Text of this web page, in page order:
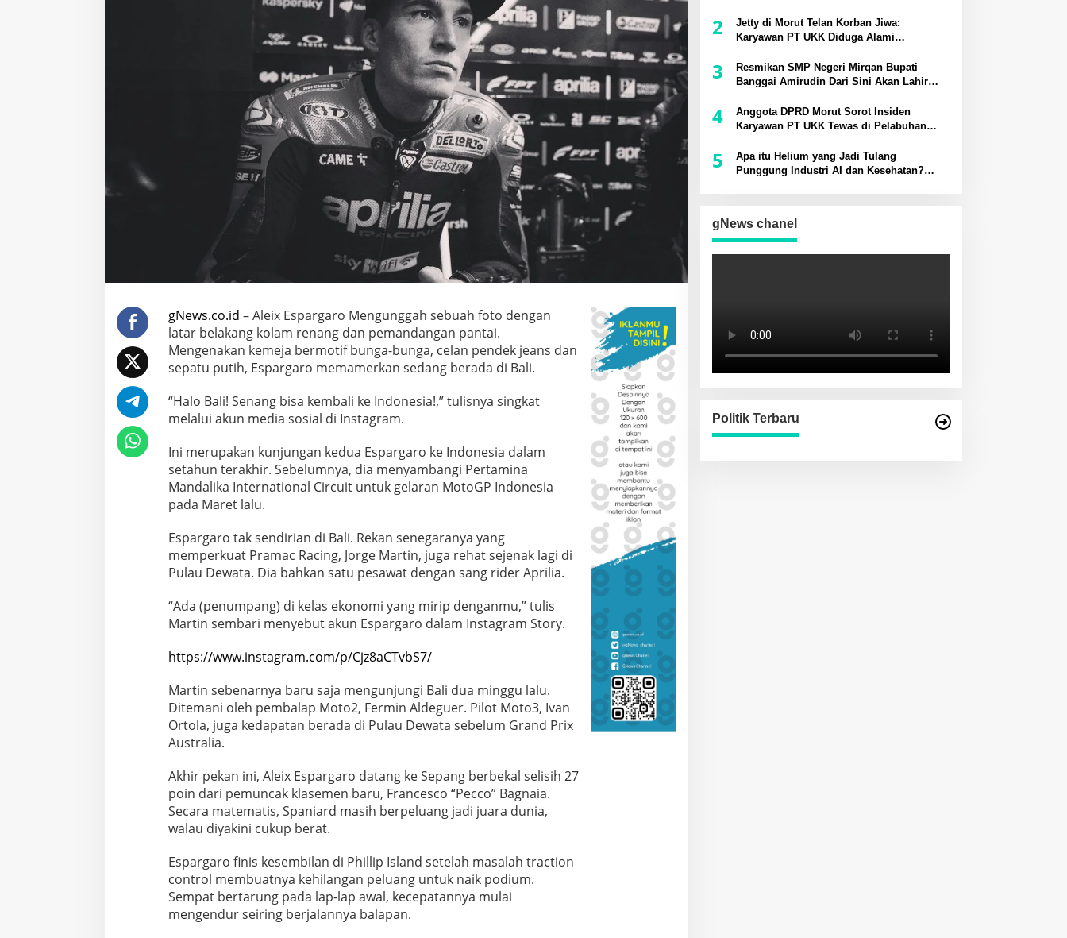
gNews.co.id – Aleix Espargaro Mengunggah sebuah foto dengan
latar belakang kolam renang dan pemandangan pantai.
Mengenakan kemeja bermotif bunga-bunga, celan pendek jeans dan
sepatu putih, Espargaro memamerkan sedang berada di Bali.
“Halo Bali! Senang bisa kembali ke Indonesia!,” tulisnya singkat
melalui akun media sosial di Instagram.
Ini merupakan kunjungan kedua Espargaro ke Indonesia dalam
setahun terakhir. Sebelumnya, dia menyambangi Pertamina
Mandalika International Circuit untuk gelaran MotoGP Indonesia
pada Maret lalu.
Espargaro tak sendirian di Bali. Rekan senegaranya yang
memperkuat Pramac Racing, Jorge Martin, juga rehat sejenak lagi di
Pulau Dewata. Dia bahkan satu pesawat dengan sang rider Aprilia.
“Ada (penumpang) di kelas ekonomi yang mirip denganmu,” tulis
Martin sembari menyebut akun Espargaro dalam Instagram Story.
https://www.instagram.com/p/Cjz8aCTvbS7/
Martin sebenarnya baru saja mengunjungi Bali dua minggu lalu.
Ditemani oleh pembalap Moto2, Fermin Aldeguer. Pilot Moto3, Ivan
Ortola, juga kedapatan berada di Pulau Dewata sebelum Grand Prix
Australia.
Akhir pekan ini, Aleix Espargaro datang ke Sepang berbekal selisih 27
poin dari pemuncak klasemen baru, Francesco “Pecco” Bagnaia.
Secara matematis, Spaniard masih berpeluang jadi juara dunia,
walau diyakini cukup berat.
Espargaro finis kesembilan di Phillip Island setelah masalah traction
control membuatnya kehilangan peluang untuk naik podium.
Sempat bertarung pada lap-lap awal, kecepatannya mulai
mengendur seiring berjalannya balapan.
2
Jetty di Morut Telan Korban Jiwa:
Karyawan PT UKK Diduga Alami
3
Resmikan SMP Negeri Mirqan Bupati
Banggai Amirudin Dari Sini Akan Lahir
Daerah
4
Anggota DPRD Morut Sorot Insiden
Karyawan PT UKK Tewas di Pelabuhan
5
Apa itu Helium yang Jadi Tulang
Punggung Industri AI dan Kesehatan?
gNews chanel
Politik Terbaru